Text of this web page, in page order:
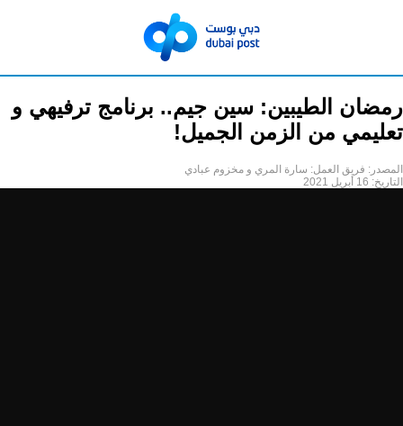
رمضان الطيبين: سين جيم.. برنامج ترفيهي و
تعليمي من الزمن الجميل!
المصدر: فريق العمل: سارة المري و مخزوم عبادي
التاريخ: 16 أبريل 2021